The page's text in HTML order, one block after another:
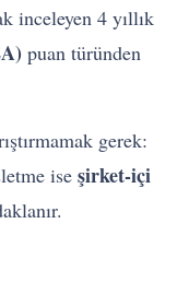
inceleyen 4 yıllık
puan türünden
gerek:
iseşirket-içi